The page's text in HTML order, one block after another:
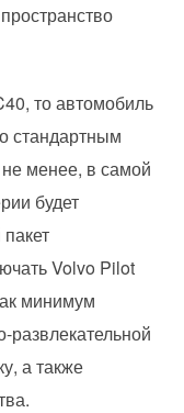
то автомобиль
стандартным
менее, в самой
будет
Volvo Pilot
минимум
а также